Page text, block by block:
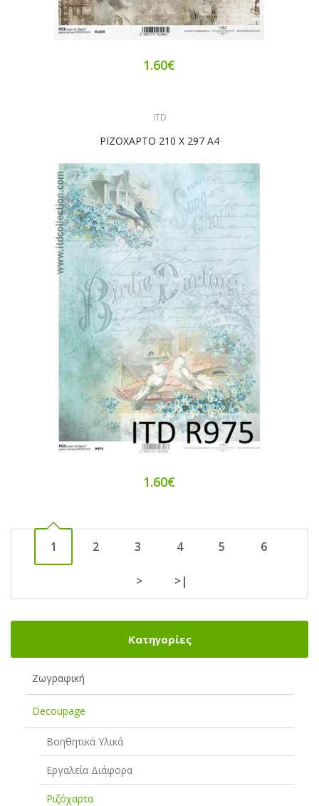
Κατηγορίες
Ζωγραφική
Decoupage
Βοηθητικά Υλικά
Εργαλεία Διάφορα
Ριζόχαρτα
1.60€
ITD
ΡΙΖΟΧΑΡΤΟ 210 Χ 297 Α4
1.60€
1 2 3 4 5 6
> >|